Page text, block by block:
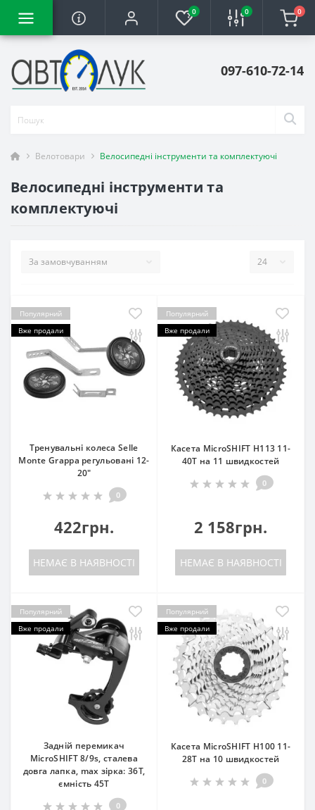
0 0 0
097-610-72-14
Велотовари Велосипедні інструменти та комплектуючі
Велосипедні інструменти та
комплектуючі
Популярний
Вже продали
Тренувальні колеса Selle
Monte Grappa регульовані 12-
20"
0
422грн.
НЕМАЄ В НАЯВНОСТІ
Популярний
Вже продали
Касета MicroSHIFT H113 11-
40T на 11 швидкостей
0
2 158грн.
НЕМАЄ В НАЯВНОСТІ
Популярний
Вже продали
Задній перемикач
MicroSHIFT 8/9s, сталева
довга лапка, max зірка: 36T,
ємність 45Т
0
Популярний
Вже продали
Касета MicroSHIFT H100 11-
28T на 10 швидкостей
0